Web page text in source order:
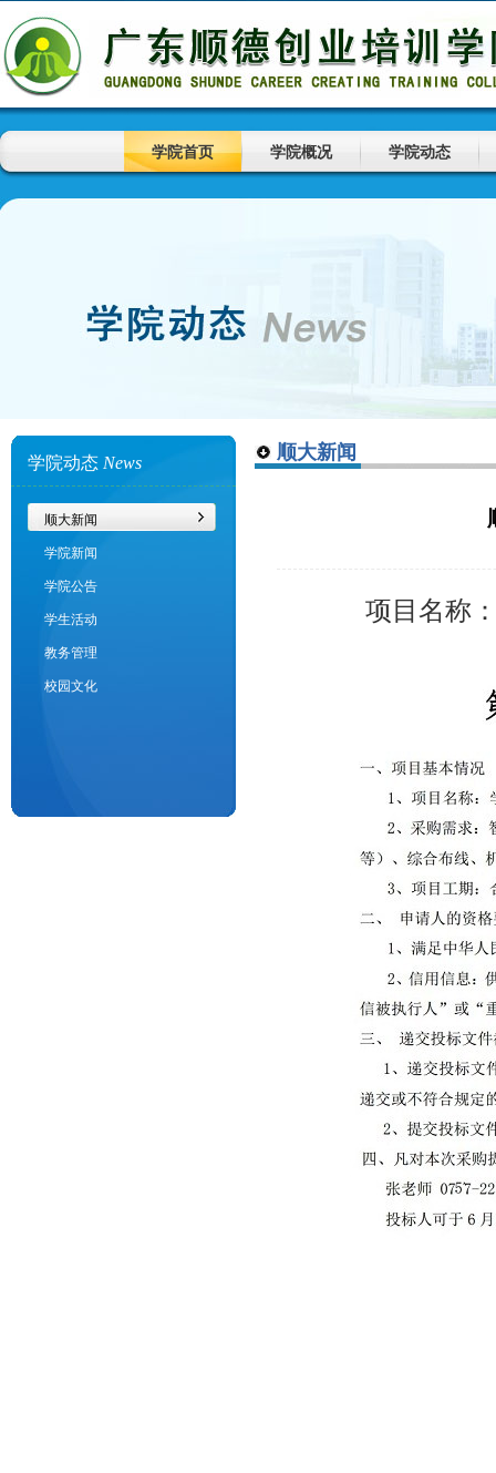
学院首页 学院概况 学院动态
学院动态 News
顺大新闻
学院新闻
学院公告
学生活动
教务管理
校园文化
顺大新闻
项目名称